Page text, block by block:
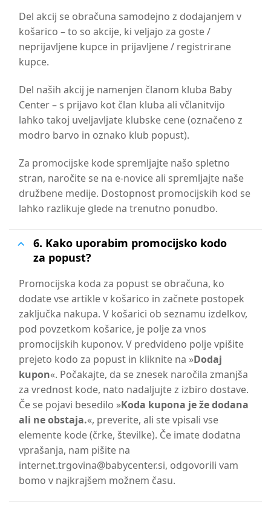
Del akcij se obračuna samodejno z dodajanjem v
košarico – to so akcije, ki veljajo za goste /
neprijavljene kupce in prijavljene / registrirane
kupce.
Del naših akcij je namenjen članom kluba Baby
Center – s prijavo kot član kluba ali včlanitvijo
lahko takoj uveljavljate klubske cene (označeno z
modro barvo in oznako klub popust).
Za promocijske kode spremljajte našo spletno
stran, naročite se na e-novice ali spremljajte naše
družbene medije. Dostopnost promocijskih kod se
lahko razlikuje glede na trenutno ponudbo.
6. Kako uporabim promocijsko kodo
za popust?
Promocijska koda za popust se obračuna, ko
dodate vse artikle v košarico in začnete postopek
zaključka nakupa. V košarici ob seznamu izdelkov,
pod povzetkom košarice, je polje za vnos
promocijskih kuponov. V predvideno polje vpišite
prejeto kodo za popust in kliknite na »Dodaj
kupon«. Počakajte, da se znesek naročila zmanjša
za vrednost kode, nato nadaljujte z izbiro dostave.
Če se pojavi besedilo »Koda kupona je že dodana
ali ne obstaja.«, preverite, ali ste vpisali vse
elemente kode (črke, številke). Če imate dodatna
vprašanja, nam pišite na
internet.trgovina@babycenter.si, odgovorili vam
bomo v najkrajšem možnem času.